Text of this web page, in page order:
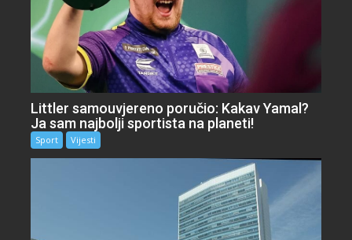
Littler samouvjereno poručio: Kakav Yamal?
Ja sam najbolji sportista na planeti!
Sport Vijesti